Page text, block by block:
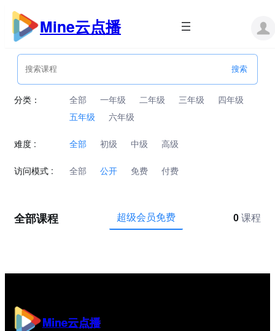
跳
内
Mine云点播
分类： 全部 一年级 二年级 三年级
四年级
五年级
六年级
难度 : 全部 初级 中级 高级
访问模式 : 全部 公开 免费 付费
全部课程 超级会员免费 0 课程
Mine云点播